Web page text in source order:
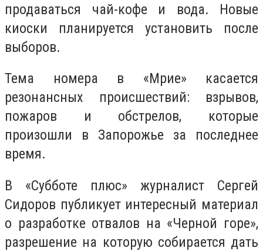
продаваться чай-кофе и вода. Новые
киоски планируется установить после
выборов.
Тема номера в «Мрие» касается
резонансных происшествий: взрывов,
пожаров и обстрелов, которые
произошли в Запорожье за последнее
время.
В «Субботе плюс» журналист Сергей
Сидоров публикует интересный материал
о разработке отвалов на «Черной горе»,
разрешение на которую собирается дать